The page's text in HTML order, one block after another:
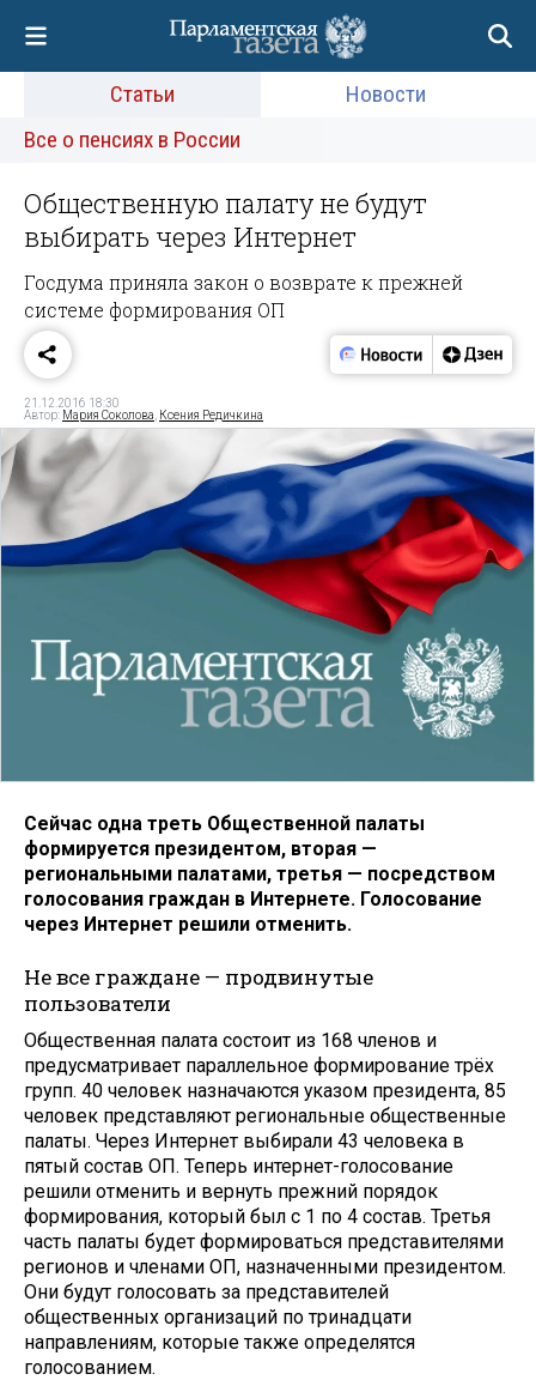
Статьи
Новости
Все о пенсиях в России
Общественную палату не будут
выбирать через Интернет
Госдума приняла закон о возврате к прежней
системе формирования ОП
21.12.2016 18:30
Автор: Мария Соколова Ксения Редичкина
Сейчас одна треть Общественной палаты
формируется президентом, вторая —
региональными палатами, третья — посредством
голосования граждан в Интернете. Голосование
через Интернет решили отменить.
Не все граждане — продвинутые
пользователи
Общественная палата состоит из 168 членов и
предусматривает параллельное формирование трёх
групп. 40 человек назначаются указом президента, 85
человек представляют региональные общественные
палаты. Через Интернет выбирали 43 человека в
пятый состав ОП. Теперь интернет-голосование
решили отменить и вернуть прежний порядок
формирования, который был с 1 по 4 состав. Третья
часть палаты будет формироваться представителями
регионов и членами ОП, назначенными президентом.
Они будут голосовать за представителей
общественных организаций по тринадцати
направлениям, которые также определятся
голосованием.